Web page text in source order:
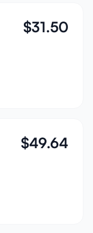
$31.50
$49.64